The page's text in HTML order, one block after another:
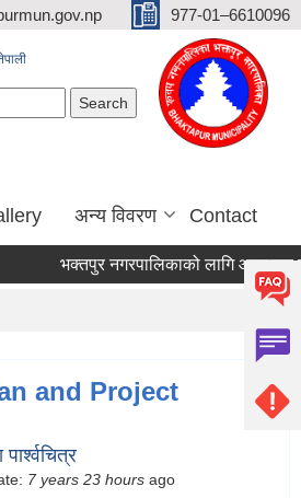
977-01–6610096
अन्य विवरण Contact
भक्तपुर नगरपालिकाको लागि आवश्यक
and Project
पार्श्वचित्र
7 years 23 hours ago